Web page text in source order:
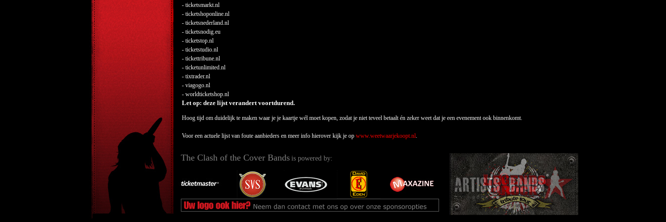
- ticketsmarkt.nl
- ticketshoponline.nl
- ticketsnederland.nl
- ticketsnodig.eu
- ticketstop.nl
- ticketstudio.nl
- tickettribune.nl
- ticketunlimited.nl
- tixtrader.nl
- viagogo.nl
- worldticketshop.nl
Let op: deze lijst verandert voortdurend.
Hoog tijd om duidelijk te maken waar je je kaartje wél moet kopen, zodat je niet teveel betaalt én zeker weet dat je een evenement ook binnenkomt.
Voor een actuele lijst van foute aanbieders en meer info hierover kijk je op www.weetwaarjekoopt.nl.
The Clash of the Cover Bands is powered by: